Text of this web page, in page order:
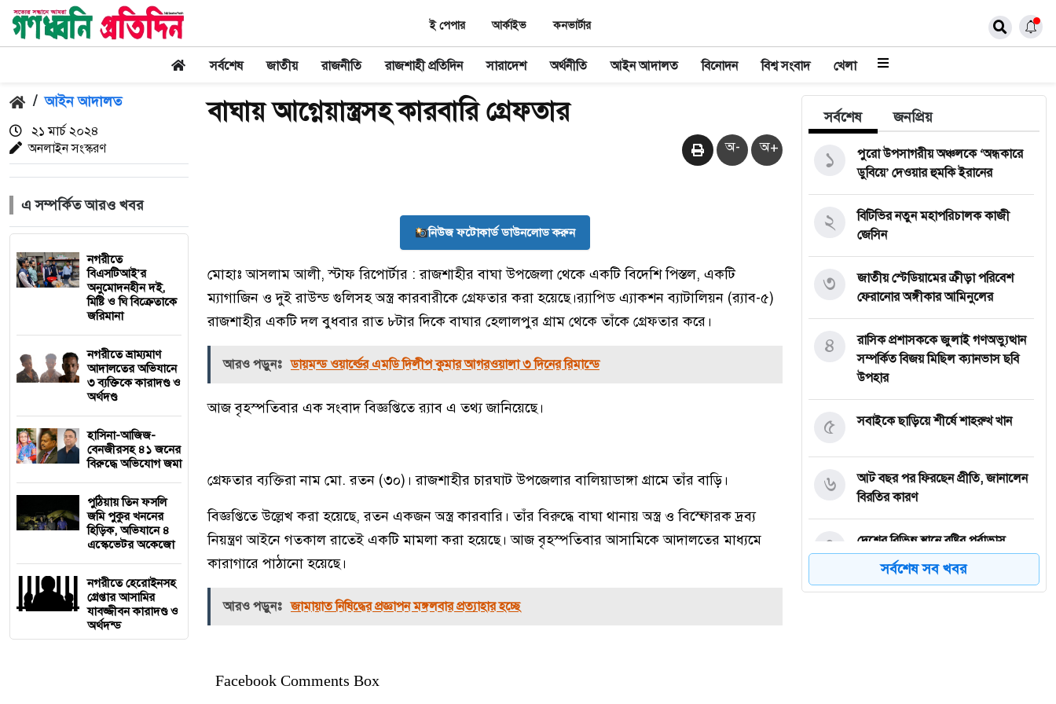
ই পেপার আর্কাইভ কনভার্টার
সর্বশেষ জাতীয় রাজনীতি রাজশাহী প্রতিদিন সারাদেশ অর্থনীতি আইন আদালত বিনোদন বিশ্ব সংবাদ খেলা
/ আইন আদালত
২১ মার্চ ২০২৪
অনলাইন সংস্করণ
এ সম্পর্কিত আরও খবর
নগরীতে
বিএসটিআই’র
অনুমোদনহীন দই,
মিষ্টি ও ঘি বিক্রেতাকে
জরিমানা
নগরীতে ভ্রাম্যমাণ
আদালতের অভিযানে
৩ ব্যক্তিকে কারাদণ্ড ও
অর্থদণ্ড
হাসিনা-আজিজ-
বেনজীরসহ ৪১ জনের
বিরুদ্ধে অভিযোগ জমা
পুঠিয়ায় তিন ফসলি
জমি পুকুর খননের
হিড়িক, অভিযানে ৪
এস্কেভেটর অকেজো
নগরীতে হেরোইনসহ
গ্রেপ্তার আসামির
যাবজ্জীবন কারাদণ্ড ও
অর্থদন্ড
বাঘায় আগ্নেয়াস্ত্রসহ কারবারি গ্রেফতার
অ- অ+
নিউজ ফটোকার্ড ডাউনলোড করুন
মোহাঃ আসলাম আলী, স্টাফ রিপোর্টার : রাজশাহীর বাঘা উপজেলা থেকে একটি বিদেশি পিস্তল, একটি
ম্যাগাজিন ও দুই রাউন্ড গুলিসহ অস্ত্র কারবারীকে গ্রেফতার করা হয়েছে।র‌্যাপিড এ্যাকশন ব্যাটালিয়ন (র‌্যাব-৫)
রাজশাহীর একটি দল বুধবার রাত ৮টার দিকে বাঘার হেলালপুর গ্রাম থেকে তাঁকে গ্রেফতার করে।
আরও পড়ুনঃ ডায়মন্ড ওয়ার্ল্ডের এমডি দিলীপ কুমার আগরওয়ালা ৩ দিনের রিমান্ডে
আজ বৃহস্পতিবার এক সংবাদ বিজ্ঞপ্তিতে র‍্যাব এ তথ্য জানিয়েছে।
গ্রেফতার ব্যক্তিরা নাম মো. রতন (৩০)। রাজশাহীর চারঘাট উপজেলার বালিয়াডাঙ্গা গ্রামে তাঁর বাড়ি।
বিজ্ঞপ্তিতে উল্লেখ করা হয়েছে, রতন একজন অস্ত্র কারবারি। তাঁর বিরুদ্ধে বাঘা থানায় অস্ত্র ও বিস্ফোরক দ্রব্য
নিয়ন্ত্রণ আইনে গতকাল রাতেই একটি মামলা করা হয়েছে। আজ বৃহস্পতিবার আসামিকে আদালতের মাধ্যমে
কারাগারে পাঠানো হয়েছে।
আরও পড়ুনঃ জামায়াত নিষিদ্ধের প্রজ্ঞাপন মঙ্গলবার প্রত্যাহার হচ্ছে
Facebook Comments Box
সর্বশেষ জনপ্রিয়
পুরো উপসাগরীয় অঞ্চলকে ‘অন্ধকারে
ডুবিয়ে’ দেওয়ার হুমকি ইরানের
১
বিটিভির নতুন মহাপরিচালক কাজী
জেসিন
২
জাতীয় স্টেডিয়ামের ক্রীড়া পরিবেশ
ফেরানোর অঙ্গীকার আমিনুলের
৩
রাসিক প্রশাসককে জুলাই গণঅভ্যুত্থান
সম্পর্কিত বিজয় মিছিল ক্যানভাস ছবি
উপহার
৪
সবাইকে ছাড়িয়ে শীর্ষে শাহরুখ খান
৫
আট বছর পর ফিরছেন প্রীতি, জানালেন
বিরতির কারণ
৬
দেশের বিভিন্ন স্থানে বৃষ্টির পূর্বাভাস
৭
সর্বশেষ সব খবর